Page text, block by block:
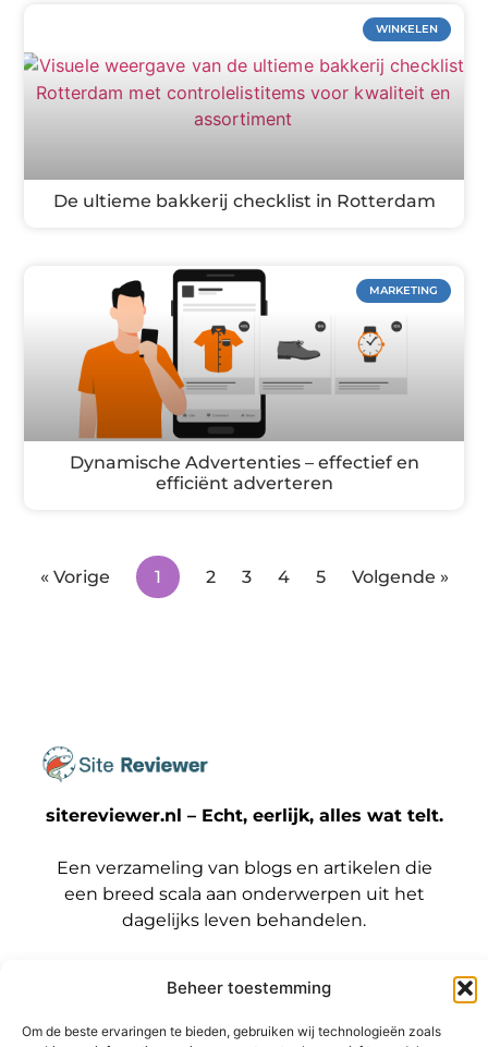
Beheer toestemming
Om de beste ervaringen te bieden, gebruiken wij technologieën zoals
WINKELEN
De ultieme bakkerij checklist in Rotterdam
MARKETING
Dynamische Advertenties – effectief en
efficiënt adverteren
« Vorige 1 2 3 4 5 Volgende »
sitereviewer.nl – Echt, eerlijk, alles wat telt.
Een verzameling van blogs en artikelen die
een breed scala aan onderwerpen uit het
dagelijks leven behandelen.
Bericht categorie